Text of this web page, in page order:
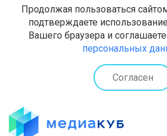
Продолжая пользоваться
подтверждаете
Вашего браузера и
персональных
Согласен